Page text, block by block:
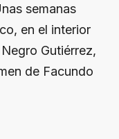
semanas
en el interior
Gutiérrez,
de Facundo